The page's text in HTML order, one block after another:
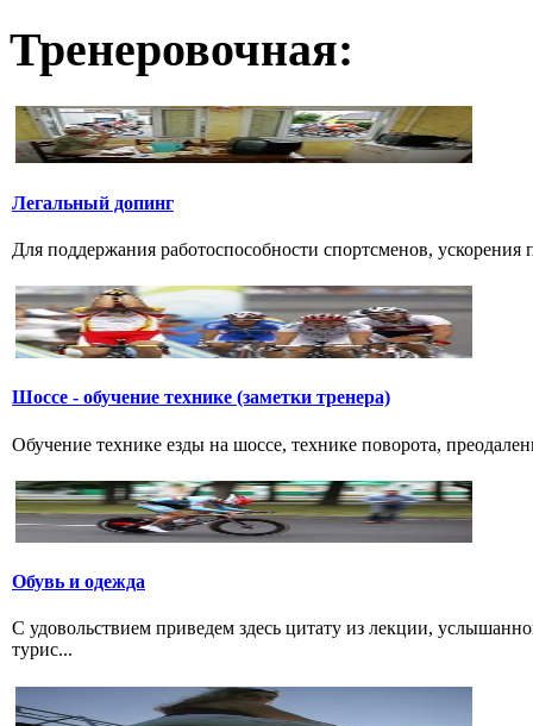
Тренеровочная:
Легальный допинг
Для поддержания работоспособности спортсменов,
Шоссе - обучение технике (заметки тренера)
Обучение технике езды на шоссе, технике поворота,
Обувь и одежда
С удовольствием приведем здесь цитату из лекции,
турис...